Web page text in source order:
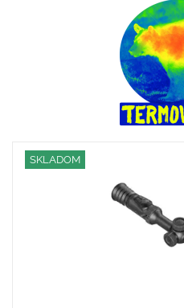
SKLADOM